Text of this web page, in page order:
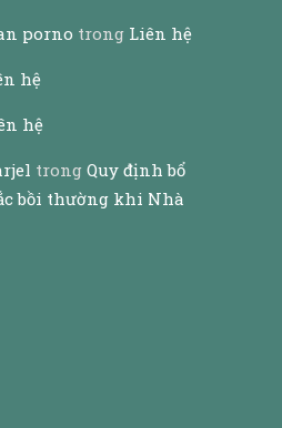
porno trong Liên hệ
hệ
hệ
trong Quy định bổ
bồi thường khi Nhà